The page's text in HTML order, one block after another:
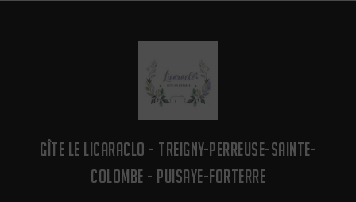
GÎTE LE LICARACLO - TREIGNY-PERREUSE-SAINTE-
COLOMBE - PUISAYE-FORTERRE